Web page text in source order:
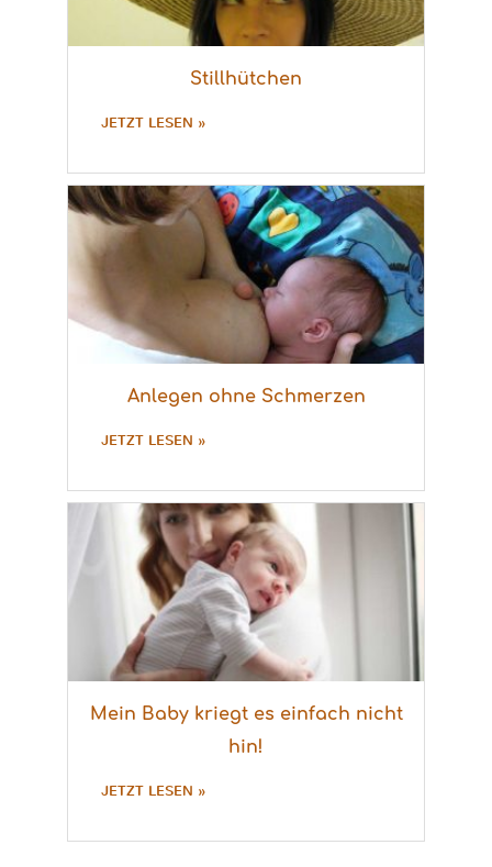
Stillhütchen
JETZT LESEN »
Anlegen ohne Schmerzen
JETZT LESEN »
Mein Baby kriegt es einfach nicht
hin!
JETZT LESEN »